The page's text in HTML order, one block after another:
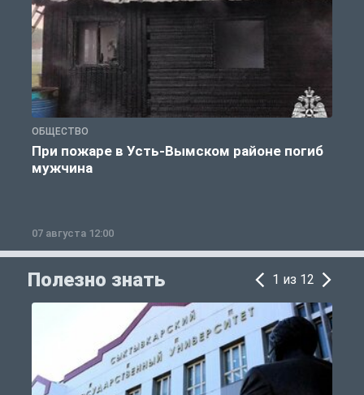
ОБЩЕСТВО
При пожаре в Усть-Вымском районе погиб
мужчина
07 августа 12:00
Полезно знать 1 из 12